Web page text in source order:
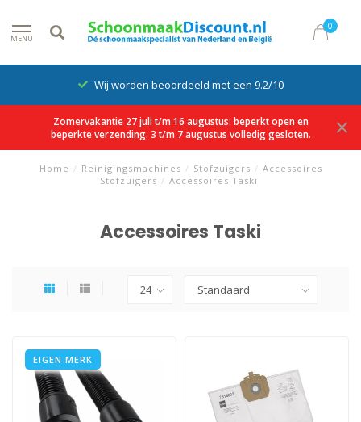
MENU
0
Wij worden beoordeeld met een 9.2/10
Zomervakantie 27 juli t/m 16 augustus: beperkt open en
beperkte verzending. 3 t/m 7 augustus volledig gesloten.
Home / Reinigingsmachines / Stofzuigers / Accessoires
Stofzuigers / Accessoires Taski
Accessoires Taski
EIGEN MERK